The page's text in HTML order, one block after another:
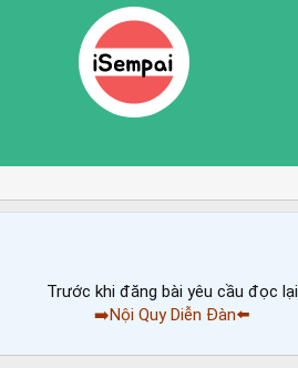
Trước khi đăng bài yêu cầu đọc lại
➡️Nội Quy Diễn Đàn⬅️